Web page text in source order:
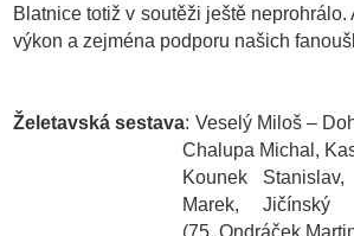
Blatnice totiž v soutěži ještě
výkon a zejména podporu našich
Želetavská sestava: Veselý Miloš –
Chalupa Michal,
Kounek
Marek,
(75. Ondráček